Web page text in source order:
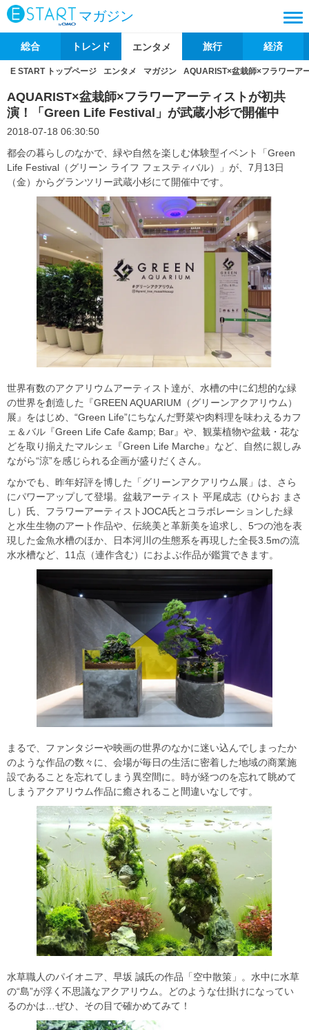
マガジン
総合 トレンド エンタメ 旅行 経済
E START トップページ エンタメ マガジン AQUARIST×盆栽師×フラワーア
AQUARIST×盆栽師×フラワーアーティストが初共
演！「Green Life Festival」が武蔵小杉で開催中
2018-07-18 06:30:50
都会の暮らしのなかで、緑や自然を楽しむ体験型イベント「Green
Life Festival（グリーン ライフ フェスティバル）」が、7月13日
（金）からグランツリー武蔵小杉にて開催中です。
世界有数のアクアリウムアーティスト達が、水槽の中に幻想的な緑
の世界を創造した『GREEN AQUARIUM（グリーンアクアリウム）
展』をはじめ、“Green Life”にちなんだ野菜や肉料理を味わえるカフ
ェ＆バル『Green Life Cafe &amp; Bar』や、観葉植物や盆栽・花な
どを取り揃えたマルシェ『Green Life Marche』など、自然に親しみ
ながら“涼”を感じられる企画が盛りだくさん。
なかでも、昨年好評を博した「グリーンアクアリウム展」は、さら
にパワーアップして登場。盆栽アーティスト 平尾成志（ひらお まさ
し）氏、フラワーアーティストJOCA氏とコラボレーションした緑
と水生生物のアート作品や、伝統美と革新美を追求し、5つの池を表
現した金魚水槽のほか、日本河川の生態系を再現した全長3.5mの流
水水槽など、11点（連作含む）におよぶ作品が鑑賞できます。
まるで、ファンタジーや映画の世界のなかに迷い込んでしまったか
のような作品の数々に、会場が毎日の生活に密着した地域の商業施
設であることを忘れてしまう異空間に。時が経つのを忘れて眺めて
しまうアクアリウム作品に癒されること間違いなしです。
水草職人のパイオニア、早坂 誠氏の作品「空中散策」。水中に水草
の“島”が浮く不思議なアクアリウム。どのような仕掛けになってい
るのかは…ぜひ、その目で確かめてみて！